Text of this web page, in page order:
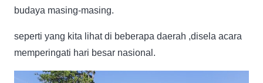
budaya masing-masing.
seperti yang kita lihat di beberapa daerah ,disela acara
memperingati hari besar nasional.